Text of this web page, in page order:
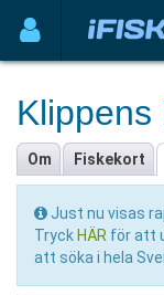
Klippens
Om Fiskekort
Just nu visas
Tryck HÄR för att
att söka i hela